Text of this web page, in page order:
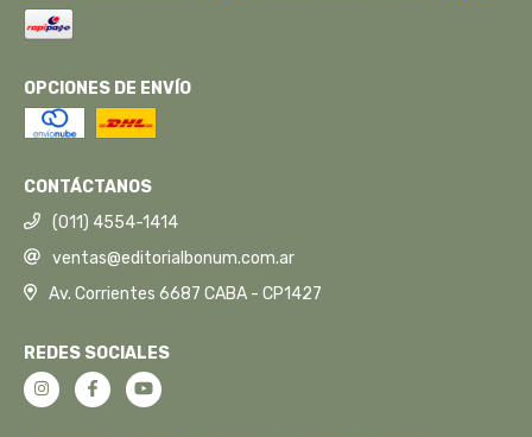
OPCIONES DE ENVÍO
CONTÁCTANOS
(011) 4554-1414
ventas@editorialbonum.com.ar
Av. Corrientes 6687 CABA - CP1427
REDES SOCIALES